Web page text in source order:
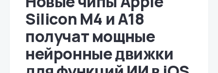
Silicon M4 и A18
получат мощные
нейронные движки